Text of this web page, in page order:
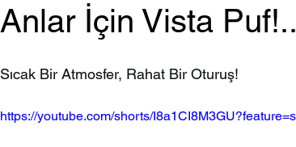
Anlar İçin Vista
Sıcak Bir Atmosfer, Rahat Bir Oturuş!
https://youtube.com/shorts/